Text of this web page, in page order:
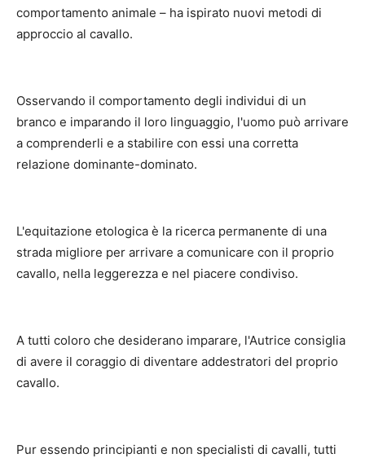
comportamento animale – ha ispirato nuovi metodi di
approccio al cavallo.
Osservando il comportamento degli individui di un
branco e imparando il loro linguaggio, l'uomo può arrivare
a comprenderli e a stabilire con essi una corretta
relazione dominante-dominato.
L'equitazione etologica è la ricerca permanente di una
strada migliore per arrivare a comunicare con il proprio
cavallo, nella leggerezza e nel piacere condiviso.
A tutti coloro che desiderano imparare, l'Autrice consiglia
di avere il coraggio di diventare addestratori del proprio
cavallo.
Pur essendo principianti e non specialisti di cavalli, tutti